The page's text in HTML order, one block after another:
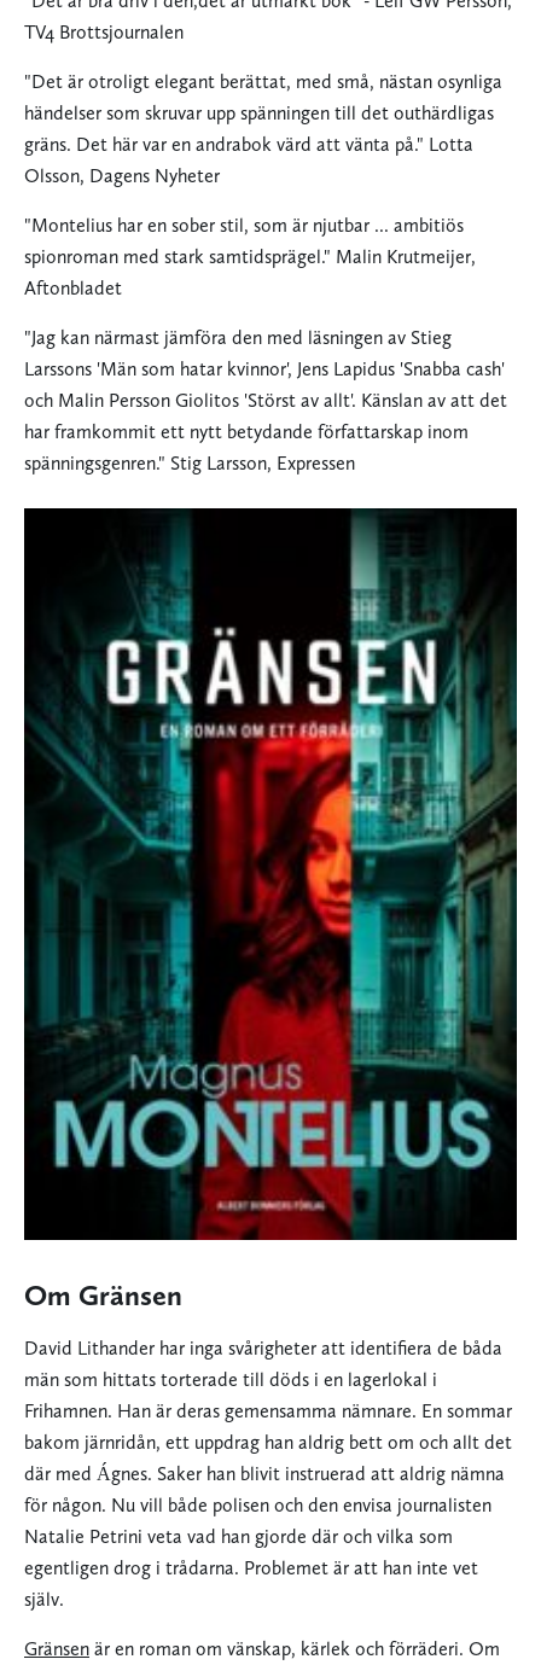
TV4 Brottsjournalen
"Det är otroligt elegant berättat, med små, nästan osynliga
händelser som skruvar upp spänningen till det outhärdligas
gräns. Det här var en andrabok värd att vänta på." Lotta
Olsson, Dagens Nyheter
"Montelius har en sober stil, som är njutbar ... ambitiös
spionroman med stark samtidsprägel." Malin Krutmeijer,
Aftonbladet
"Jag kan närmast jämföra den med läsningen av Stieg
Larssons 'Män som hatar kvinnor', Jens Lapidus 'Snabba cash'
och Malin Persson Giolitos 'Störst av allt'. Känslan av att det
har framkommit ett nytt betydande författarskap inom
spänningsgenren." Stig Larsson, Expressen
Om Gränsen
David Lithander har inga svårigheter att identifiera de båda
män som hittats torterade till döds i en lagerlokal i
Frihamnen. Han är deras gemensamma nämnare. En sommar
bakom järnridån, ett uppdrag han aldrig bett om och allt det
där med Ágnes. Saker han blivit instruerad att aldrig nämna
för någon. Nu vill både polisen och den envisa journalisten
Natalie Petrini veta vad han gjorde där och vilka som
egentligen drog i trådarna. Problemet är att han inte vet
själv.
Gränsen är en roman om vänskap, kärlek och förräderi. Om